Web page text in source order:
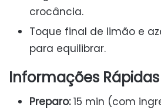
crocância.
Toque final de limão e
para equilibrar.
Informações Rápidas
Preparo:15 min (com